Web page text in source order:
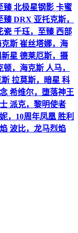
臻 北极星钢影 卡蜜
DRX 亚托克斯，
瓷 千珏，至臻 西部
斯 崔丝塔娜，海
星 德莱厄斯，摄
，海克斯 人马，
拉莫斯，暗星 科
希维尔，堕落神王
派克，黎明使者
，10周年凤凰 胜利
波比，龙马烈焰